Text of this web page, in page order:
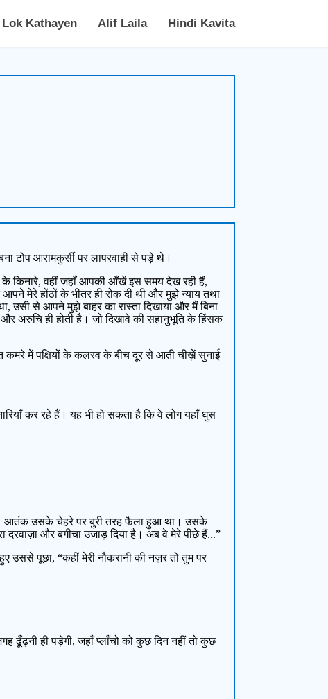
Lok Kathayen Alif Laila Hindi Kavita
टोप आरामकुर्सी पर लापरवाही से पड़े थे।
के किनारे, वहीं जहाँ आपकी आँखें इस समय देख रही हैं,
मेरे होंठों के भीतर ही रोक दी थी और मुझे न्याय तथा
से आपने मुझे बाहर का रास्ता दिखाया और मैं बिना
अरुचि ही होती है। जो दिखावे की सहानुभूति के हिंसक
में पक्षियों के कलरव के बीच दूर से आती चीख़ें सुनाई
कर रहे हैं। यह भी हो सकता है कि वे लोग यहाँ घुस
आतंक उसके चेहरे पर बुरी तरह फैला हुआ था। उसके
और बगीचा उजाड़ दिया है। अब वे मेरे पीछे हैं...”
उससे पूछा, “कहीं मेरी नौकरानी की नज़र तो तुम पर
ढूँढ़नी ही पड़ेगी, जहाँ प्लाँचो को कुछ दिन नहीं तो कुछ